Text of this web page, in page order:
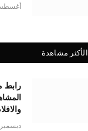
أغسطس 3,
الأكثر مشاهدة
ديسمبر 17, 2024